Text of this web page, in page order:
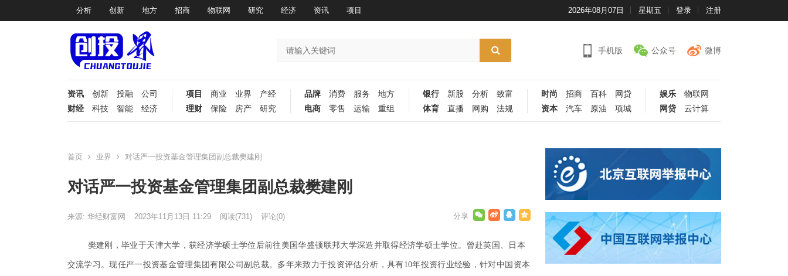
分析 创新 地方 招商 物联网 研究 经济 资讯 项目 2026年08月07日 星期五 登录 注册
手机版 公众号 微博
资讯 创新 投融
公司
财经
科技 智能 经济
项目 商业 业界
产经
理财
保险 房产 研究
品牌 消费 服务
地方
电商
零售 运输 重组
银行 新股 分析
致富
体育
直播 网购 法规
时尚 招商 百科
网贷
资本
汽车 原油 项城
娱乐
物联网
网贷
云计算
首页 业界 对话严一投资基金管理集团副总裁樊建刚
对话严一投资基金管理集团副总裁樊建刚
来源: 华经财富网 2023年11月13日 11:29 阅读(731) 评论(0)
樊建刚，毕业于天津大学，获经济学硕士学位后前往美国华盛顿联邦大学深造并取得经济学硕士学位。曾赴英国、日本
交流学习。现任严一投资基金管理集团有限公司副总裁。多年来致力于投资评估分析，具有10年投资行业经验，针对中国资本